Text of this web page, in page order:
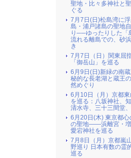
聖地・比々多神社と
ぐる
7月7日(日)松島湾に
島・浦戸諸島の聖地
り──ゆったりした「
流れる離島での、砂
き
7月7日（日）関東屈
「御岳山」を巡る
6月9日(日)新緑の南
秘的な長老湖と蔵王
然めぐり
6月10日（月）京都
を巡る：八坂神社、知
清水寺、三十三間堂
6月20日(木) 東京都心
の聖地――浜離宮・増
愛宕神社を巡る
7月8日（月）京都嵐
野巡り 日本有数の霊
巡る